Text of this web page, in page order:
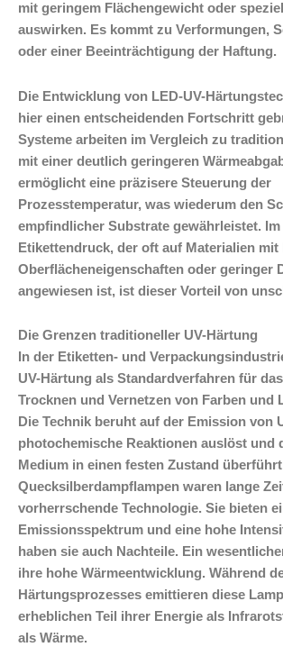
mit geringem Flächengewicht oder
auswirken. Es kommt zu Verformungen,
oder einer Beeinträchtigung der Haftung.
Die Entwicklung von LED-UV-
hier einen entscheidenden Fortschritt
Systeme arbeiten im Vergleich zu
mit einer deutlich geringeren
ermöglicht eine präzisere Steuerung der
Prozesstemperatur, was wiederum den
empfindlicher Substrate gewährleistet.
Etikettendruck, der oft auf Materialien mit
Oberflächeneigenschaften oder geringer
angewiesen ist, ist dieser Vorteil von
Die Grenzen traditioneller UV-Härtung
In der Etiketten- und
UV-Härtung als Standardverfahren für
Trocknen und Vernetzen von Farben und
Die Technik beruht auf der Emission von
photochemische Reaktionen auslöst und
Medium in einen festen Zustand
Quecksilberdampflampen waren lange
vorherrschende Technologie. Sie bieten
Emissionsspektrum und eine hohe
haben sie auch Nachteile. Ein
ihre hohe Wärmeentwicklung. Während
Härtungsprozesses emittieren diese
erheblichen Teil ihrer Energie als
als Wärme.